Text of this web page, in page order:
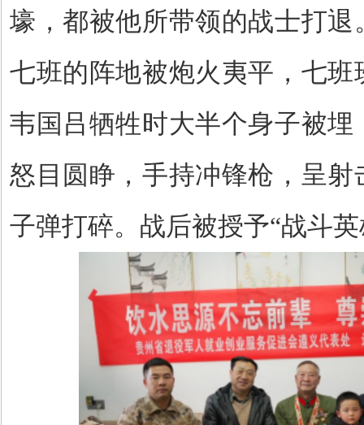
壕，都被他所带领的战士打
七班的阵地被炮火夷平，七
韦国吕牺牲时大半个身子被
怒目圆睁，手持冲锋枪，呈
子弹打碎。战后被授予“战斗